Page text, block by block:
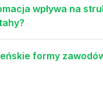
wpływa na
formy